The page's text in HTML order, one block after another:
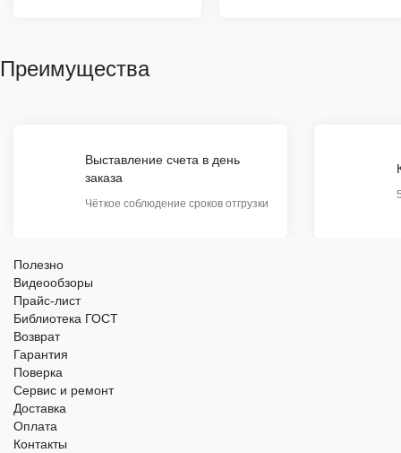
Преимущества
Выставление счета в день
заказа
Чёткое соблюдение сроков отгрузки
Полезно
Видеообзоры
Прайс-лист
Библиотека ГОСТ
Возврат
Гарантия
Поверка
Сервис и ремонт
Доставка
Оплата
Контакты